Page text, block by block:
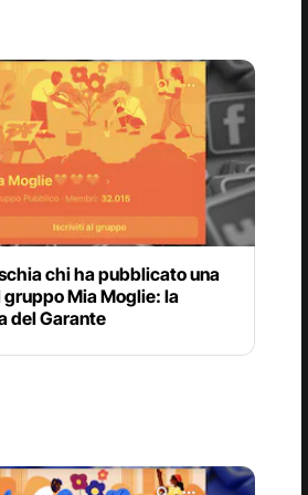
chi ha pubblicato una
gruppo Mia Moglie: la
del Garante